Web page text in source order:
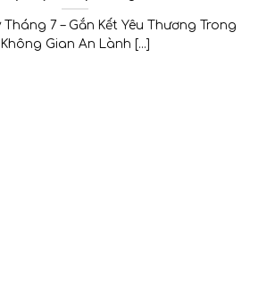
7 – Gắn Kết Yêu Thương Trong
Không Gian An Lành [...]